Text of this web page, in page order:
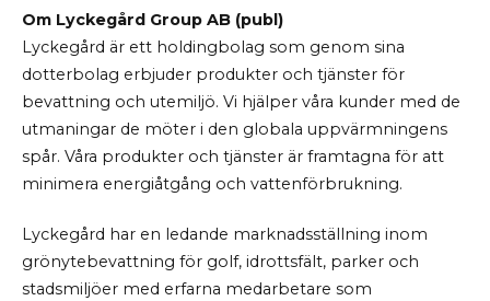
Om Lyckegård Group AB (publ)
Lyckegård är ett holdingbolag som genom sina
dotterbolag erbjuder produkter och tjänster för
bevattning och utemiljö. Vi hjälper våra kunder med de
utmaningar de möter i den globala uppvärmningens
spår. Våra produkter och tjänster är framtagna för att
minimera energiåtgång och vattenförbrukning.
Lyckegård har en ledande marknadsställning inom
grönytebevattning för golf, idrottsfält, parker och
stadsmiljöer med erfarna medarbetare som